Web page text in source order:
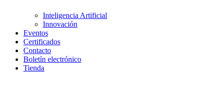
Inteligencia Artificial
Innovación
Eventos
Certificados
Contacto
Boletín electrónico
Tienda